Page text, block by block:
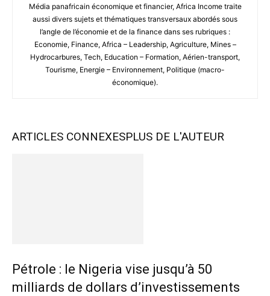
Média panafricain économique et financier, Africa Income traite
aussi divers sujets et thématiques transversaux abordés sous
l’angle de l’économie et de la finance dans ses rubriques :
Economie, Finance, Africa – Leadership, Agriculture, Mines –
Hydrocarbures, Tech, Education – Formation, Aérien-transport,
Tourisme, Energie – Environnement, Politique (macro-
économique).
ARTICLES CONNEXESPLUS DE L'AUTEUR
Pétrole : le Nigeria vise jusqu’à 50
milliards de dollars d’investissements